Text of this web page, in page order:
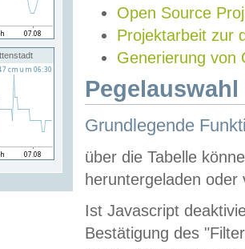
Open Source
Projektarbeit zur
Generierung von
Grundlegende
über die Tabelle
heruntergeladen oder
Ist Javascript
Bestätigung des